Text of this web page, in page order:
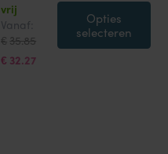
vrij
Vanaf:
€ 35.85
Oorspronkelijke
prijs
was:
€35.85.
€ 32.27
Huidige
prijs
is:
€32.27.
Opties
selecteren